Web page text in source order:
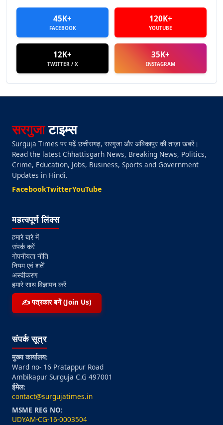
45K+
FACEBOOK
120K+
YOUTUBE
12K+
TWITTER / X
35K+
INSTAGRAM
सरगुजाटाइम्स
Surguja Times पर पढ़ें छत्तीसगढ़, सरगुजा और अंबिकापुर की ताज़ा खबरें।
Read the latest Chhattisgarh News, Breaking News, Politics,
Crime, Education, Jobs, Business, Sports and Government
Updates in Hindi.
FacebookTwitterYouTube
महत्वपूर्ण लिंक्स
हमारे बारे में
संपर्क करें
गोपनीयता नीति
नियम एवं शर्तें
अस्वीकरण
हमारे साथ विज्ञापन करें
✍️ पत्रकार बनें (Join Us)
संपर्क सूत्र
मुख्य कार्यालय:
Ward no- 16 Pratappur Road
Ambikapur Surguja C.G 497001
ईमेल:
contact@surgujatimes.in
MSME REG NO:
UDYAM-CG-16-0003504